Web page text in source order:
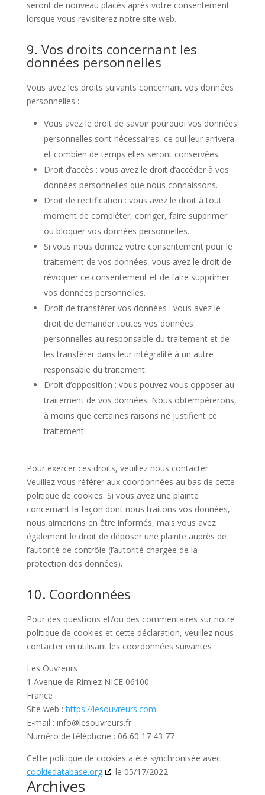
seront de nouveau placés après votre consentement
lorsque vous revisiterez notre site web.
9. Vos droits concernant les
données personnelles
Vous avez les droits suivants concernant vos données
personnelles :
Vous avez le droit de savoir pourquoi vos données
personnelles sont nécessaires, ce qui leur arrivera
et combien de temps elles seront conservées.
Droit d’accès : vous avez le droit d’accéder à vos
données personnelles que nous connaissons.
Droit de rectification : vous avez le droit à tout
moment de compléter, corriger, faire supprimer
ou bloquer vos données personnelles.
Si vous nous donnez votre consentement pour le
traitement de vos données, vous avez le droit de
révoquer ce consentement et de faire supprimer
vos données personnelles.
Droit de transférer vos données : vous avez le
droit de demander toutes vos données
personnelles au responsable du traitement et de
les transférer dans leur intégralité à un autre
responsable du traitement.
Droit d’opposition : vous pouvez vous opposer au
traitement de vos données. Nous obtempérerons,
à moins que certaines raisons ne justifient ce
traitement.
Pour exercer ces droits, veuillez nous contacter.
Veuillez vous référer aux coordonnées au bas de cette
politique de cookies. Si vous avez une plainte
concernant la façon dont nous traitons vos données,
nous aimerions en être informés, mais vous avez
également le droit de déposer une plainte auprès de
l’autorité de contrôle (l’autorité chargée de la
protection des données).
10. Coordonnées
Pour des questions et/ou des commentaires sur notre
politique de cookies et cette déclaration, veuillez nous
contacter en utilisant les coordonnées suivantes :
Les Ouvreurs
1 Avenue de Rimiez NICE 06100
France
Site web : https://lesouvreurs.com
E-mail : info@lesouvreurs.fr
Numéro de téléphone : 06 60 17 43 77
Cette politique de cookies a été synchronisée avec
cookiedatabase.org
le 05/17/2022.
Archives